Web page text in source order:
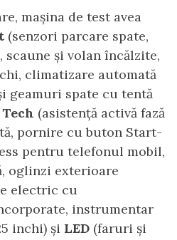
mașina de test avea
(senzori parcare spate,
scaune și volan încălzite,
climatizare automată
geamuri spate cu tentă
Tech (asistență activă fază
pornire cu buton Start-
pentru telefonul mobil,
oglinzi exterioare
electric cu
instrumentar
inchi) și LED (faruri și